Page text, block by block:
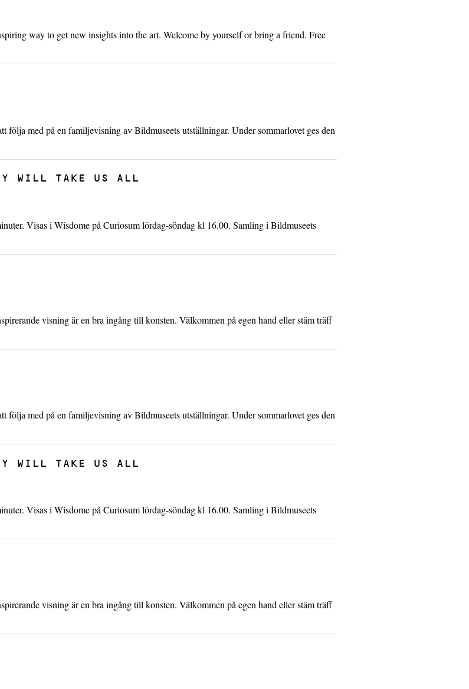
way to get new insights into the art. Welcome by yourself or bring a friend. Free
följa med på en familjevisning av Bildmuseets utställningar. Under sommarlovet ges den
WILL TAKE US ALL
Visas i Wisdome på Curiosum lördag-söndag kl 16.00. Samling i Bildmuseets
visning är en bra ingång till konsten. Välkommen på egen hand eller stäm träff
följa med på en familjevisning av Bildmuseets utställningar. Under sommarlovet ges den
WILL TAKE US ALL
Visas i Wisdome på Curiosum lördag-söndag kl 16.00. Samling i Bildmuseets
visning är en bra ingång till konsten. Välkommen på egen hand eller stäm träff